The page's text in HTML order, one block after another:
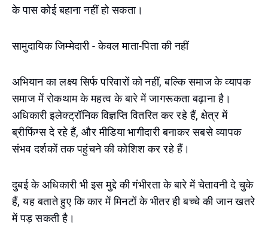
के पास कोई बहाना नहीं हो सकता।
सामुदायिक जिम्मेदारी - केवल माता-पिता की नहीं
अभियान का लक्ष्य सिर्फ परिवारों को नहीं, बल्कि समाज के व्यापक
समाज में रोकथाम के महत्व के बारे में जागरूकता बढ़ाना है।
अधिकारी इलेक्ट्रॉनिक विज्ञप्ति वितरित कर रहे हैं, क्षेत्र में
ब्रीफिंग्स दे रहे हैं, और मीडिया भागीदारी बनाकर सबसे व्यापक
संभव दर्शकों तक पहुंचने की कोशिश कर रहे हैं।
दुबई के अधिकारी भी इस मुद्दे की गंभीरता के बारे में चेतावनी दे चुके
हैं, यह बताते हुए कि कार में मिनटों के भीतर ही बच्चे की जान खतरे
में पड़ सकती है।